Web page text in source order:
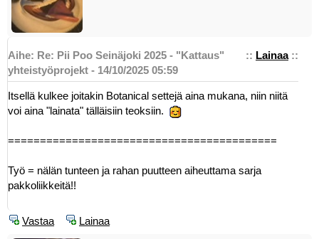
:: Lainaa::
Aihe: Re: Pii Poo Seinäjoki 2025 - "Kattaus"
yhteistyöprojekt - 14/10/2025 05:59
Itsellä kulkee joitakin Botanical settejä aina mukana, niin niitä
voi aina "lainata" tälläisiin teoksiin.
==========================================
Työ = nälän tunteen ja rahan puutteen aiheuttama sarja
pakkoliikkeitä!!
Vastaa Lainaa